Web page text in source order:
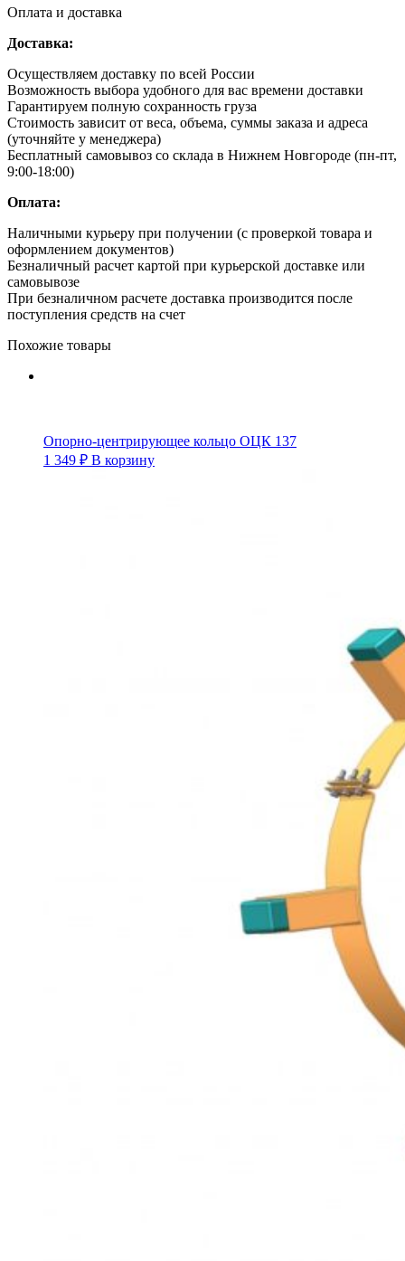
Оплата и доставка
Доставка:
Осуществляем доставку по всей России
Возможность выбора удобного для вас времени доставки
Гарантируем полную сохранность груза
Стоимость зависит от веса, объема, суммы заказа и адреса
(уточняйте у менеджера)
Бесплатный самовывоз со склада в Нижнем Новгороде (пн-пт,
9:00-18:00)
Оплата:
Наличными курьеру при получении (с проверкой товара и
оформлением документов)
Безналичный расчет картой при курьерской доставке или
самовывозе
При безналичном расчете доставка производится после
поступления средств на счет
Похожие товары
Опорно-центрирующее кольцо ОЦК 137
1 349 ₽ В корзину